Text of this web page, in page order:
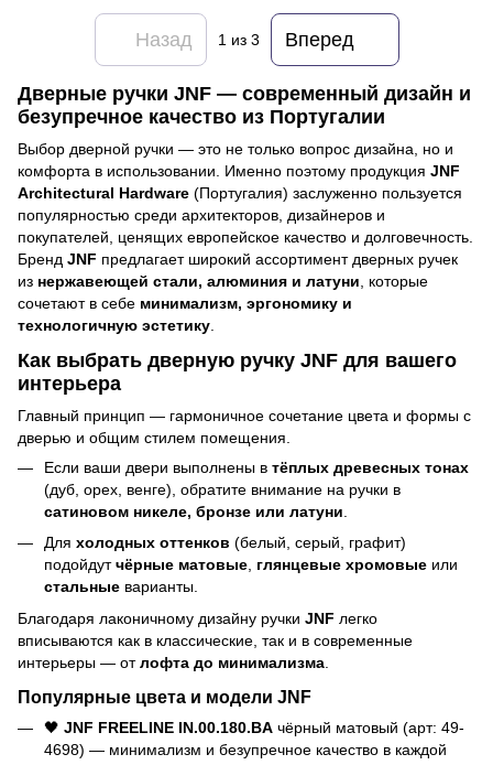
Назад 1 из 3 Вперед
Дверные ручки JNF — современный дизайн и
безупречное качество из Португалии
Выбор дверной ручки — это не только вопрос дизайна, но и
комфорта в использовании. Именно поэтому продукция JNF
Architectural Hardware (Португалия) заслуженно пользуется
популярностью среди архитекторов, дизайнеров и
покупателей, ценящих европейское качество и долговечность.
Бренд JNF предлагает широкий ассортимент дверных ручек
из нержавеющей стали, алюминия и латуни, которые
сочетают в себе минимализм, эргономику и
технологичную эстетику.
Как выбрать дверную ручку JNF для вашего
интерьера
Главный принцип — гармоничное сочетание цвета и формы с
дверью и общим стилем помещения.
Если ваши двери выполнены в тёплых древесных тонах
(дуб, орех, венге), обратите внимание на ручки в
сатиновом никеле, бронзе или латуни
Для холодных оттенков (белый, серый, графит)
подойдутчёрные матовые, глянцевые хромовые или
стальные варианты.
Благодаря лаконичному дизайну ручки JNF легко
вписываются как в классические, так и в современные
интерьеры — отлофта до минимализма
Популярные цвета и модели JNF
🖤 JNF FREELINE IN.00.180.BA чёрный матовый (арт: 49-
4698) — минимализм и безупречное качество в каждой